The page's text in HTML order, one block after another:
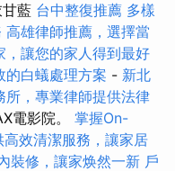
藍 台中整復推薦 多樣
高雄律師推薦，選擇當
，讓您的家人得到最好
的白蟻處理方案 - 新北
所，專業律師提供法律
電影院。 掌握On-
高效清潔服務，讓家居
裝修，讓家焕然一新 戶